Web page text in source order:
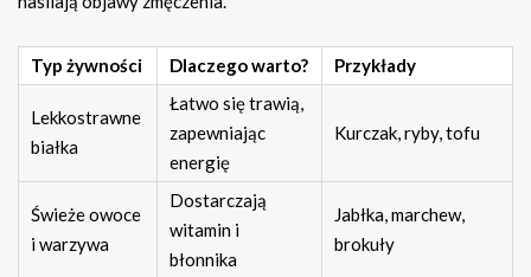
Typ żywności Dlaczego warto? Przykłady
Lekkostrawne
białka
Łatwo się trawią,
zapewniając
energię
Kurczak, ryby, tofu
Świeże owoce
i warzywa
Dostarczają
witamin i
błonnika
Jabłka, marchew,
brokuły